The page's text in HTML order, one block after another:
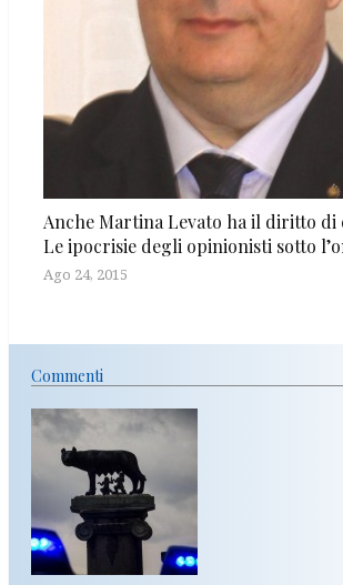
Anche Martina Levato ha il diritto di
Le ipocrisie degli opinionisti sotto
Ago 24, 2015
Commenti